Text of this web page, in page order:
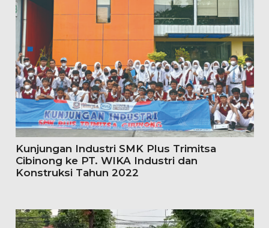
Kunjungan Industri SMK Plus Trimitsa
Cibinong ke PT. WIKA Industri dan
Konstruksi Tahun 2022